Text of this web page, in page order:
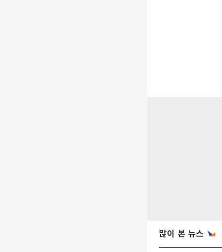
많이 본 뉴스